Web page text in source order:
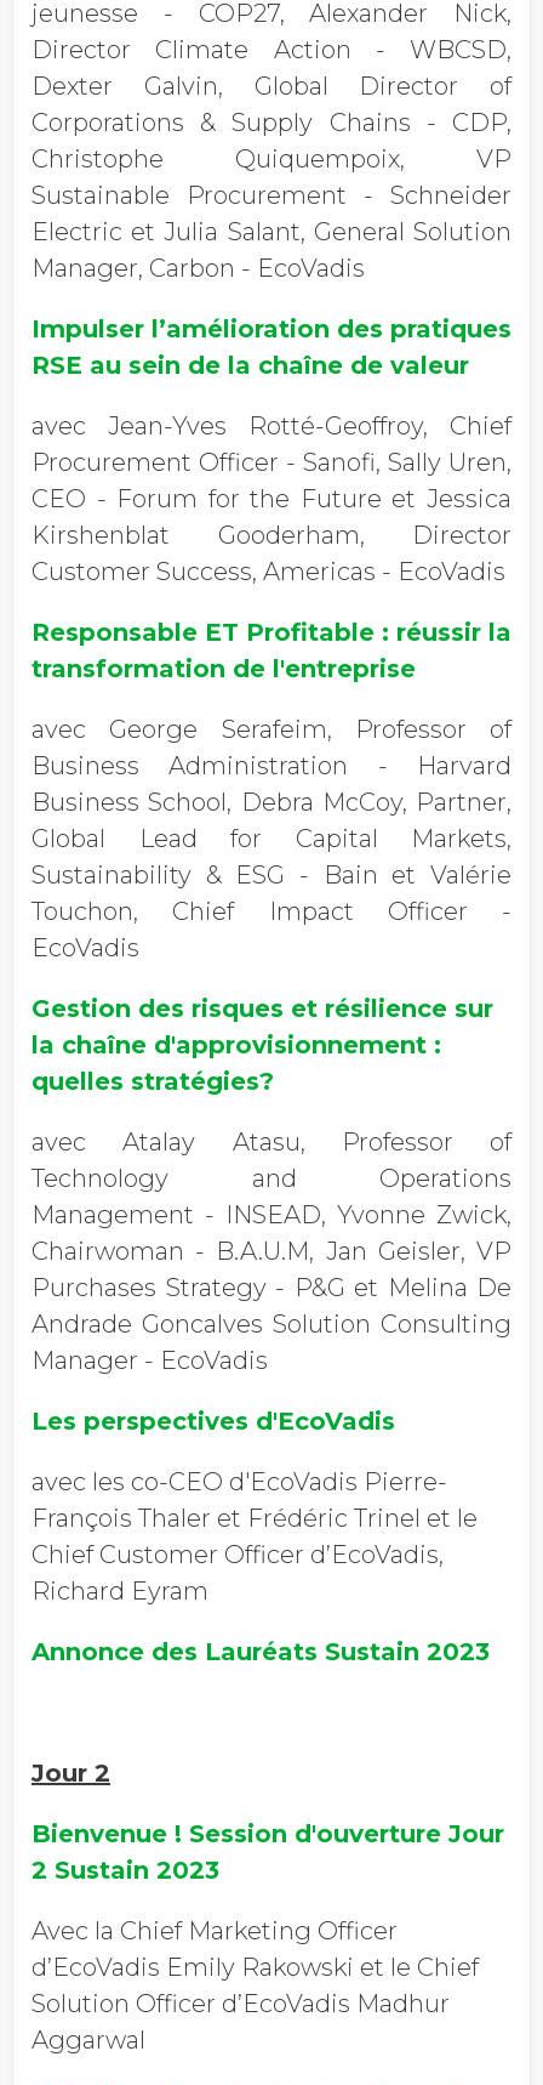
jeunesse - COP27, Alexander Nick,
Director Climate Action - WBCSD,
Dexter Galvin, Global Director of
Corporations & Supply Chains - CDP,
Christophe Quiquempoix, VP
Sustainable Procurement - Schneider
Electric et Julia Salant, General Solution
Manager, Carbon - EcoVadis
Impulser l’amélioration des pratiques
RSE au sein de la chaîne de valeur
avec Jean-Yves Rotté-Geoffroy, Chief
Procurement Officer - Sanofi, Sally Uren,
CEO - Forum for the Future et Jessica
Kirshenblat Gooderham, Director
Customer Success, Americas - EcoVadis
Responsable ET Profitable : réussir la
transformation de l'entreprise
avec George Serafeim, Professor of
Business Administration - Harvard
Business School, Debra McCoy, Partner,
Global Lead for Capital Markets,
Sustainability & ESG - Bain et Valérie
Touchon, Chief Impact Officer -
EcoVadis
Gestion des risques et résilience sur
la chaîne d'approvisionnement :
quelles stratégies?
avec Atalay Atasu, Professor of
Technology and Operations
Management - INSEAD, Yvonne Zwick,
Chairwoman - B.A.U.M, Jan Geisler, VP
Purchases Strategy - P&G et Melina De
Andrade Goncalves Solution Consulting
Manager - EcoVadis
Les perspectives d'EcoVadis
avec les co-CEO d'EcoVadis Pierre-
François Thaler et Frédéric Trinel et le
Chief Customer Officer d’EcoVadis,
Richard Eyram
Annonce des Lauréats Sustain 2023
Jour 2
Bienvenue ! Session d'ouverture Jour
2 Sustain 2023
Avec la Chief Marketing Officer
d’EcoVadis Emily Rakowski et le Chief
Solution Officer d’EcoVadis Madhur
Aggarwal